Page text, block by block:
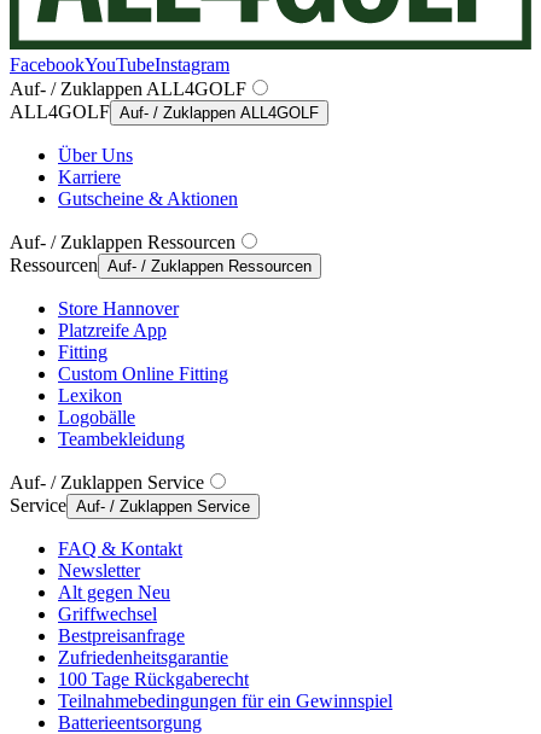
FacebookYouTubeInstagram
Auf- / Zuklappen ALL4GOLF
ALL4GOLF Auf- / Zuklappen ALL4GOLF
Über Uns
Karriere
Gutscheine & Aktionen
Auf- / Zuklappen Ressourcen
Ressourcen Auf- / Zuklappen Ressourcen
Store Hannover
Platzreife App
Fitting
Custom Online Fitting
Lexikon
Logobälle
Teambekleidung
Auf- / Zuklappen Service
Service Auf- / Zuklappen Service
FAQ & Kontakt
Newsletter
Alt gegen Neu
Griffwechsel
Bestpreisanfrage
Zufriedenheitsgarantie
100 Tage Rückgaberecht
Teilnahmebedingungen für ein Gewinnspiel
Batterieentsorgung